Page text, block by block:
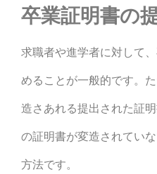
卒業証明書の
求職者や進学者に対して
めることが一般的です。
造さあれる提出された証
の証明書が変造されてい
方法です。